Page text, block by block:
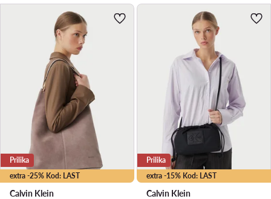
extra -25% Kod: LAST
Prilika
Calvin Klein
extra -15% Kod: LAST
Prilika
Calvin Klein